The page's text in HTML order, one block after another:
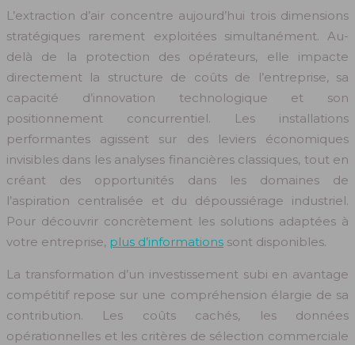
L’extraction d’air concentre aujourd’hui trois dimensions
stratégiques rarement exploitées simultanément. Au-
delà de la protection des opérateurs, elle impacte
directement la structure de coûts de l’entreprise, sa
capacité d’innovation technologique et son
positionnement concurrentiel. Les installations
performantes agissent sur des leviers économiques
invisibles dans les analyses financières classiques, tout en
créant des opportunités dans les domaines de
l’aspiration centralisée et du dépoussiérage industriel.
Pour découvrir concrètement les solutions adaptées à
votre entreprise, plus d’informations sont disponibles.
La transformation d’un investissement subi en avantage
compétitif repose sur une compréhension élargie de sa
contribution. Les coûts cachés, les données
opérationnelles et les critères de sélection commerciale